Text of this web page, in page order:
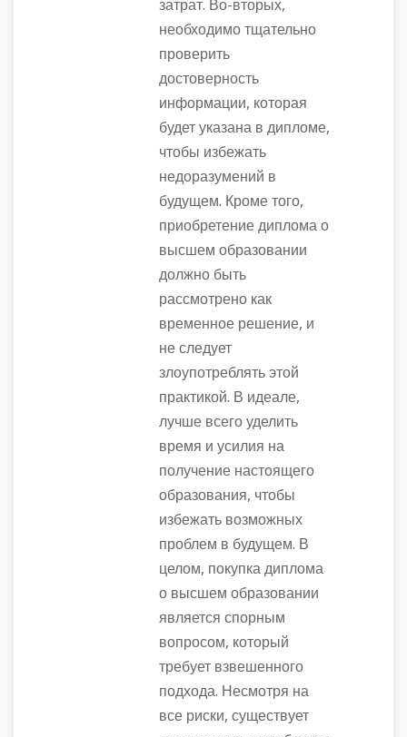
затрат. Во-вторых,
необходимо тщательно
проверить
достоверность
информации, которая
будет указана в дипломе,
чтобы избежать
недоразумений в
будущем. Кроме того,
приобретение диплома о
высшем образовании
должно быть
рассмотрено как
временное решение, и
не следует
злоупотреблять этой
практикой. В идеале,
лучше всего уделить
время и усилия на
получение настоящего
образования, чтобы
избежать возможных
проблем в будущем. В
целом, покупка диплома
о высшем образовании
является спорным
вопросом, который
требует взвешенного
подхода. Несмотря на
все риски, существует